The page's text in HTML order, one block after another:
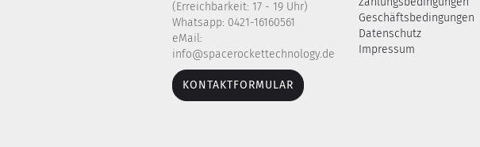
(Erreichbarkeit: 17 - 19 Uhr)
Whatsapp: 0421-16160561
eMail:
info@spacerockettechnology.de
KONTAKTFORMULAR
Geschäftsbedingungen
Datenschutz
Impressum